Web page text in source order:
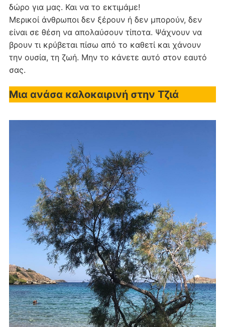
δώρο για μας. Και να το εκτιμάμε!
Μερικοί άνθρωποι δεν ξέρουν ή δεν μπορούν, δεν
είναι σε θέση να απολαύσουν τίποτα. Ψάχνουν να
βρουν τι κρύβεται πίσω από το καθετί και χάνουν
την ουσία, τη ζωή. Μην το κάνετε αυτό στον εαυτό
σας.
Μια ανάσα καλοκαιρινή στην Τζιά